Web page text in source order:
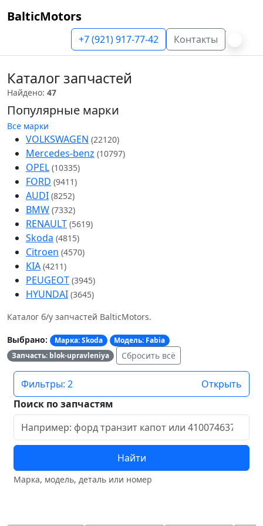
BalticMotors
+7 (921) 917-77-42 Контакты
Каталог запчастей
Найдено: 47
Популярные марки
Все марки
VOLKSWAGEN (22120)
Mercedes-benz (10797)
OPEL (10335)
FORD (9411)
AUDI (8252)
BMW (7332)
RENAULT (5619)
Skoda (4815)
Citroen (4570)
KIA (4211)
PEUGEOT (3945)
HYUNDAI (3645)
Каталог б/у запчастей BalticMotors.
Выбрано: Марка: Skoda
Модель: Fabia
Запчасть: blok-upravleniya
Сбросить всё
Фильтры: 2
Открыть
Поиск по запчастям
Найти
Марка, модель, деталь или номер